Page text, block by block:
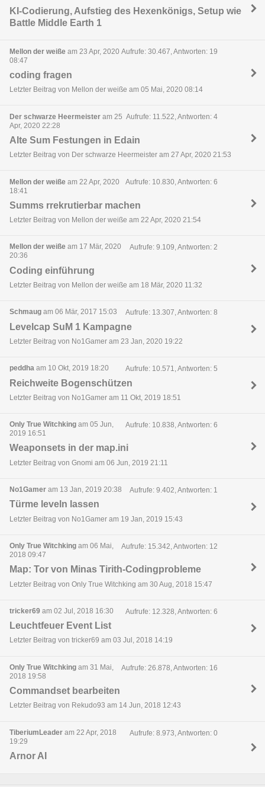
KI-Codierung, Aufstieg des Hexenkönigs, Setup wie
Battle Middle Earth 1
Mellon der weiße am 23 Apr, 2020
08:47
Aufrufe: 30.467, Antworten: 19
coding fragen
Letzter Beitrag von Mellon der weiße am 05 Mai, 2020 08:14
Der schwarze Heermeister am 25
Apr, 2020 22:28
Aufrufe: 11.522, Antworten: 4
Alte Sum Festungen in Edain
Letzter Beitrag von Der schwarze Heermeister am 27 Apr, 2020 21:53
Mellon der weiße am 22 Apr, 2020
18:41
Aufrufe: 10.830, Antworten: 6
Summs rrekrutierbar machen
Letzter Beitrag von Mellon der weiße am 22 Apr, 2020 21:54
Mellon der weiße am 17 Mär, 2020
20:36
Aufrufe: 9.109, Antworten: 2
Coding einführung
Letzter Beitrag von Mellon der weiße am 18 Mär, 2020 11:32
Schmaug am 06 Mär, 2017 15:03 Aufrufe: 13.307, Antworten: 8
Levelcap SuM 1 Kampagne
Letzter Beitrag von No1Gamer am 23 Jan, 2020 19:22
peddha am 10 Okt, 2019 18:20 Aufrufe: 10.571, Antworten: 5
Reichweite Bogenschützen
Letzter Beitrag von No1Gamer am 11 Okt, 2019 18:51
Only True Witchking am 05 Jun,
2019 16:51
Aufrufe: 10.838, Antworten: 6
Weaponsets in der map.ini
Letzter Beitrag von Gnomi am 06 Jun, 2019 21:11
No1Gamer am 13 Jan, 2019 20:38 Aufrufe: 9.402, Antworten: 1
Türme leveln lassen
Letzter Beitrag von No1Gamer am 19 Jan, 2019 15:43
Only True Witchking am 06 Mai,
2018 09:47
Aufrufe: 15.342, Antworten: 12
Map: Tor von Minas Tirith-Codingprobleme
Letzter Beitrag von Only True Witchking am 30 Aug, 2018 15:47
tricker69 am 02 Jul, 2018 16:30 Aufrufe: 12.328, Antworten: 6
Leuchtfeuer Event List
Letzter Beitrag von tricker69 am 03 Jul, 2018 14:19
Only True Witchking am 31 Mai,
2018 19:58
Aufrufe: 26.878, Antworten: 16
Commandset bearbeiten
Letzter Beitrag von Rekudo93 am 14 Jun, 2018 12:43
TiberiumLeader am 22 Apr, 2018
19:29
Aufrufe: 8.973, Antworten: 0
Arnor AI